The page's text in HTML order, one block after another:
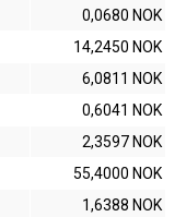
0,0680 NOK
14,2450 NOK
6,0811 NOK
0,6041 NOK
2,3597 NOK
55,4000 NOK
1,6388 NOK